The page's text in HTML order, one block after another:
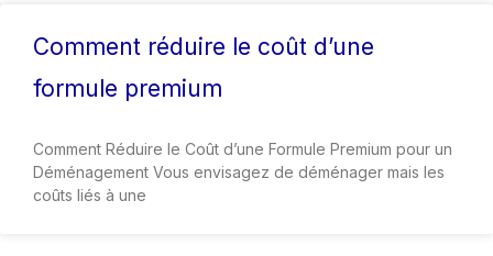
Comment réduire le coût d’une
formule premium
Comment Réduire le Coût d’une Formule Premium pour un
Déménagement Vous envisagez de déménager mais les
coûts liés à une